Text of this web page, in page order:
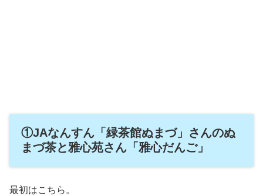
①JAなんすん「緑茶館ぬまづ」さんのぬ
まづ茶と雅心苑さん「雅心だんご」
最初はこちら。